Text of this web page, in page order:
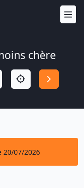
chère
20/07/2026